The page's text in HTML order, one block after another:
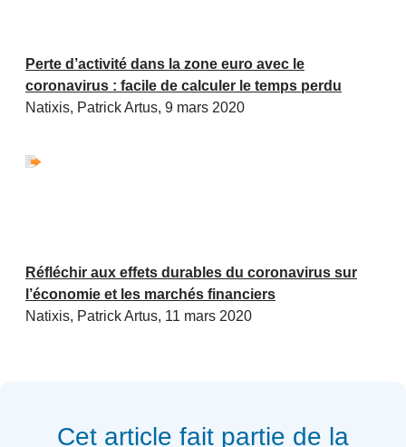
Perte d’activité dans la zone euro avec le
coronavirus : facile de calculer le temps perdu
Natixis, Patrick Artus, 9 mars 2020
Réfléchir aux effets durables du coronavirus sur
l’économie et les marchés financiers
Natixis, Patrick Artus, 11 mars 2020
Cet article fait partie de la